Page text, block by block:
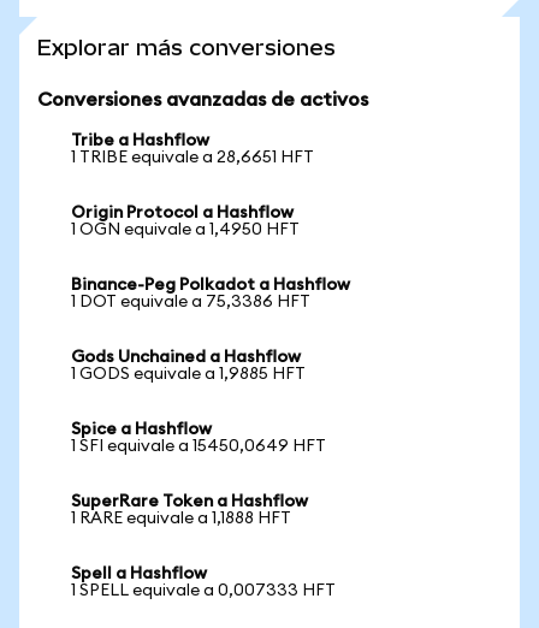
Explorar más conversiones
Conversiones avanzadas de activos
Tribe a Hashflow
1 TRIBE equivale a 28,6651 HFT
Origin Protocol a Hashflow
1 OGN equivale a 1,4950 HFT
Binance-Peg Polkadot a Hashflow
1 DOT equivale a 75,3386 HFT
Gods Unchained a Hashflow
1 GODS equivale a 1,9885 HFT
Spice a Hashflow
1 SFI equivale a 15450,0649 HFT
SuperRare Token a Hashflow
1 RARE equivale a 1,1888 HFT
Spell a Hashflow
1 SPELL equivale a 0,007333 HFT